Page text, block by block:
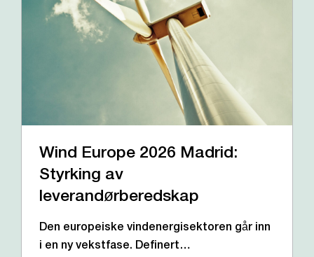
Wind Europe 2026 Madrid:
Styrking av
leverandørberedskap
Den europeiske vindenergisektoren går inn
i en ny vekstfase. Definert…